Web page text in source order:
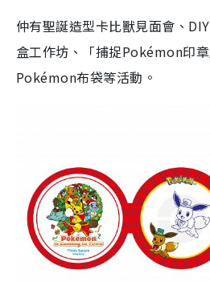
仲有聖誕造型卡比獸見面會、
盒工作坊、「捕捉Pokémon印
Pokémon布袋等活動。